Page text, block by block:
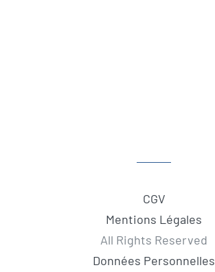
CGV
Mentions Légales
All Rights Reserved
Données Personnelles